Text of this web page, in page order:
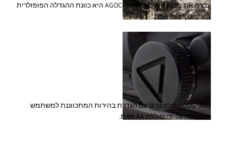
עברה את מבחן הקרב! כוונת ה-AGOC היא כוונת ההגדלה הפופולרית
ביותר בקרבות אמת.
דגמי ACOG מתוכננים עם הגדרת בהירות המתכווננת למשתמש
ומופעלת על ידי סוללת AA אחת.